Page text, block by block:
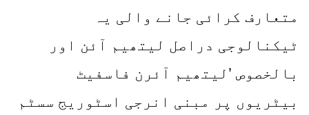
متعارف کرائی جانے والی یہ
ٹیکنالوجی دراصل لیتھیم آئن اور
بالخصوص ’لیتھیم آئرن فاسفیٹ
بیٹریوں پر مبنی انرجی اسٹوریج سسٹم